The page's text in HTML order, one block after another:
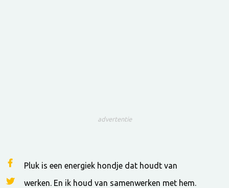
advertentie
Pluk is een energiek hondje dat houdt van
werken. En ik houd van samenwerken met hem.